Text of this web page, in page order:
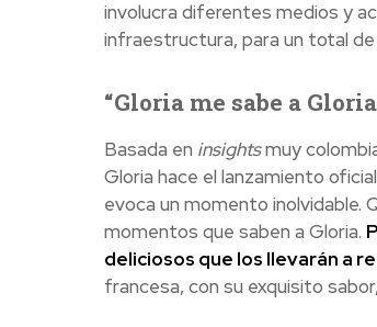
involucra diferentes medios y
infraestructura, para un total de
“Gloria me sabe a
Basada en insightsmuy
Gloria hace el lanzamiento
evoca un momento inolvidable.
momentos que saben a Gloria.
deliciosos que los llevarán a
francesa, con su exquisito